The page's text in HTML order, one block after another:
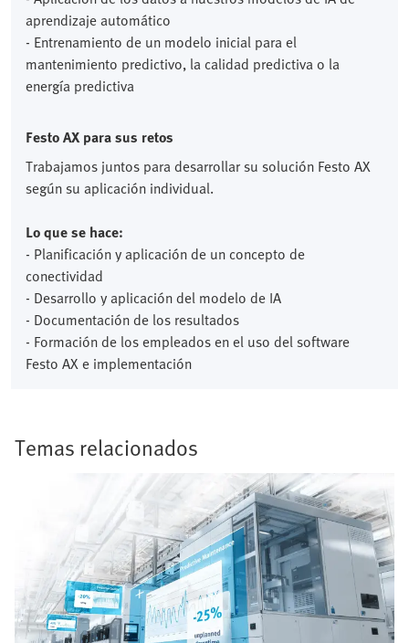
aprendizaje automático
- Entrenamiento de un modelo inicial para el
mantenimiento predictivo, la calidad predictiva o la
energía predictiva
Festo AX para sus retos
Trabajamos juntos para desarrollar su solución Festo AX
según su aplicación individual.
Lo que se hace:
- Planificación y aplicación de un concepto de
conectividad
- Desarrollo y aplicación del modelo de IA
- Documentación de los resultados
- Formación de los empleados en el uso del software
Festo AX e implementación
Temas relacionados